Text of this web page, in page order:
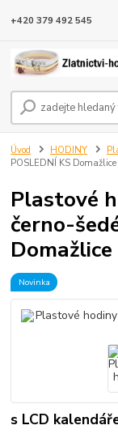
+420 379 492 545
Úvod HODINY
POSLEDNÍ KS Domažlice
Plastové
černo-
Domažlice
Novinka
s LCD